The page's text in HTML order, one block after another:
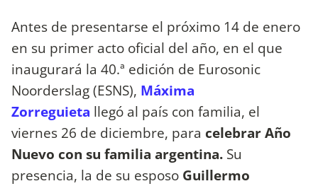
Antes de presentarse el próximo 14 de enero
en su primer acto oficial del año, en el que
inaugurará la 40.ª edición de Eurosonic
Noorderslag (ESNS), Máxima
Zorreguieta llegó al país con familia, el
viernes 26 de diciembre, para celebrar Año
Nuevo con su familia argentina. Su
presencia, la de su esposo Guillermo